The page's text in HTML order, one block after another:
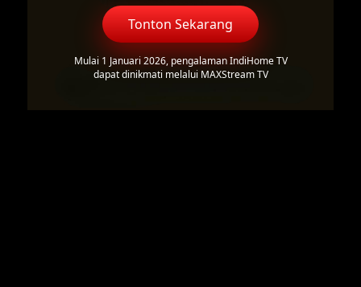
Tonton Sekarang
Mulai 1 Januari 2026, pengalaman IndiHome TV
dapat dinikmati melalui MAXStream TV